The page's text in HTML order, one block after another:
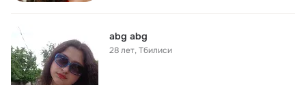
abg abg
28 лет,Тбилиси